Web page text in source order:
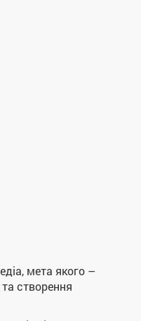
мета якого –
створення